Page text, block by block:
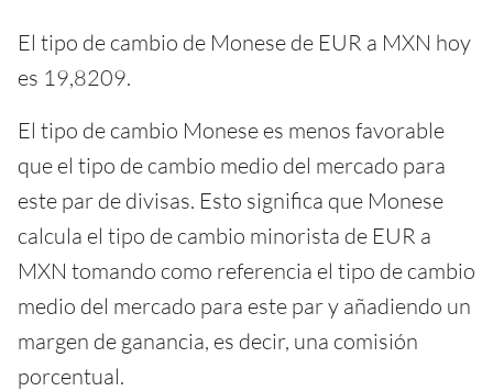
El tipo de cambio de Monese de EUR a MXN hoy
es 19,8209.
El tipo de cambio Monese es menos favorable
que el tipo de cambio medio del mercado para
este par de divisas. Esto significa que Monese
calcula el tipo de cambio minorista de EUR a
MXN tomando como referencia el tipo de cambio
medio del mercado para este par y añadiendo un
margen de ganancia, es decir, una comisión
porcentual.